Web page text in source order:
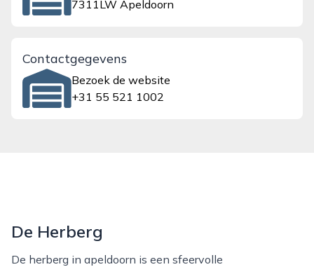
7311LW Apeldoorn
Contactgegevens
Bezoek de website
+31 55 521 1002
De Herberg
De herberg in apeldoorn is een sfeervolle